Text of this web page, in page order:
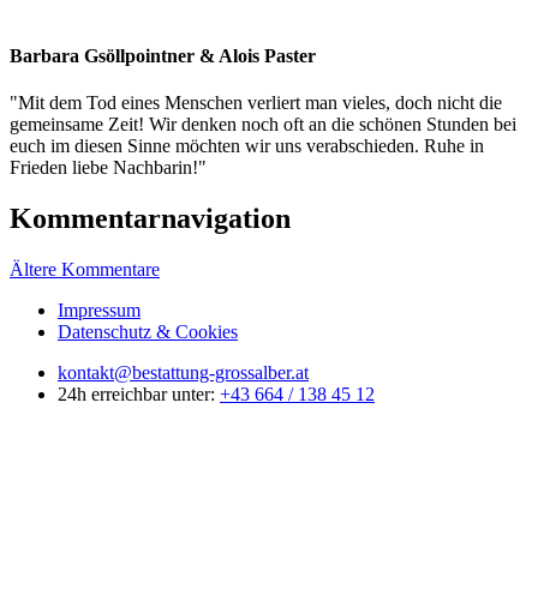
Barbara Gsöllpointner & Alois Paster
"Mit dem Tod eines Menschen verliert man vieles, doch nicht die
gemeinsame Zeit! Wir denken noch oft an die schönen Stunden bei
euch im diesen Sinne möchten wir uns verabschieden. Ruhe in
Frieden liebe Nachbarin!"
Kommentarnavigation
Ältere Kommentare
Impressum
Datenschutz & Cookies
kontakt@bestattung-grossalber.at
24h erreichbar unter: +43 664 / 138 45 12